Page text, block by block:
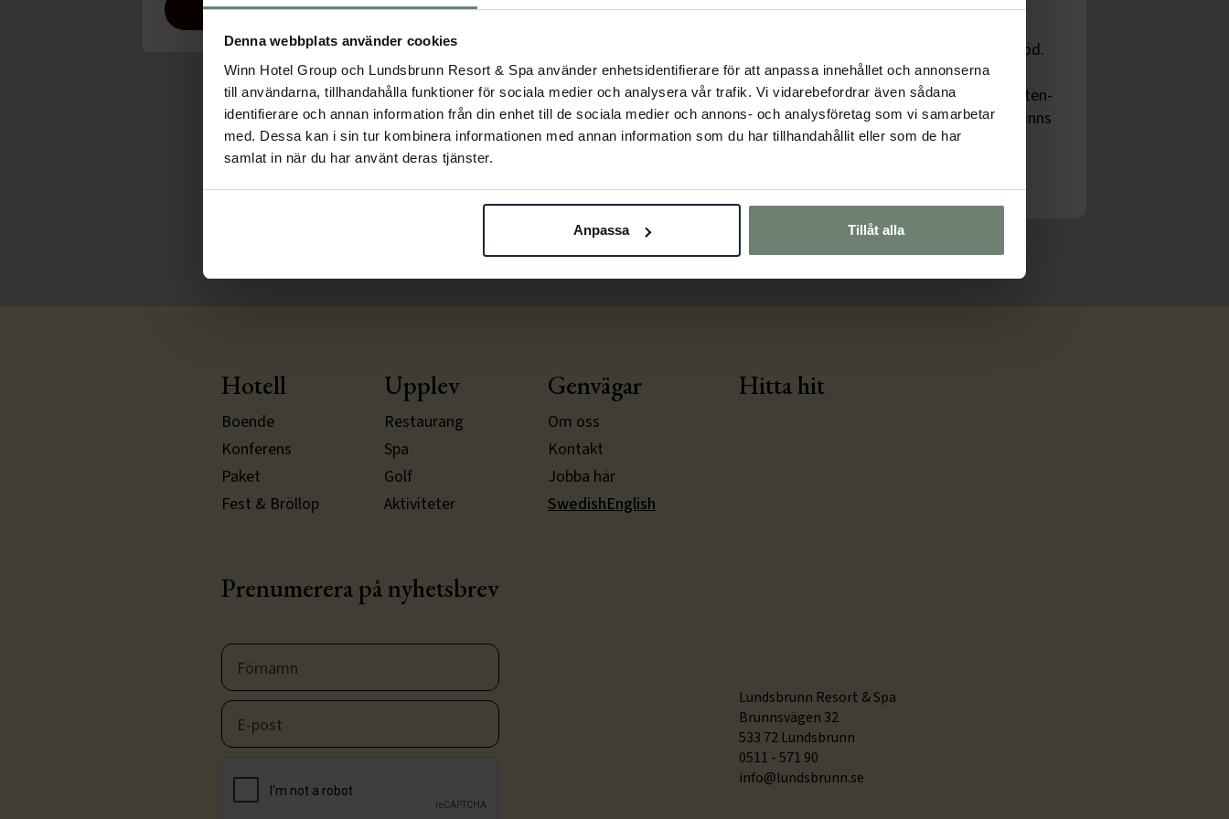
Denna webbplats använder cookies
Winn Hotel Group och Lundsbrunn Resort & Spa använder enhetsidentifierare för att anpassa innehållet och annonserna
till användarna, tillhandahålla funktioner för sociala medier och analysera vår trafik. Vi vidarebefordrar även sådana
identifierare och annan information från din enhet till de sociala medier och annons- och analysföretag som vi samarbetar
med. Dessa kan i sin tur kombinera informationen med annan information som du har tillhandahållit eller som de har
samlat in när du har använt deras tjänster.
Anpassa Tillåt alla
BOKA BORD
Vi erbjuder ett stort utbud på vår buffé med både varmt, kallt och nygräddat bröd.
Vi har diverse ostar, bröd, charkuterier, marmelader, röror, yoghurt, musli,
grönsaker och frukt att erbjuda på vår frukostbuffe. Vi har också ett urval av gluten-
och laktosfria produkter, vegetariska och veganvänliga alternativ. Naturligtvis finns
det kaffe/te, juice och bakverk.
Hotell
Boende
Konferens
Paket
Fest & Bröllop
Upplev
Restaurang
Spa
Golf
Aktiviteter
Genvägar
Om oss
Kontakt
Jobba här
SwedishEnglish
Hitta hit
Lundsbrunn Resort & Spa
Brunnsvägen 32
533 72 Lundsbrunn
0511 - 571 90
info@lundsbrunn.se
Prenumerera på nyhetsbrev